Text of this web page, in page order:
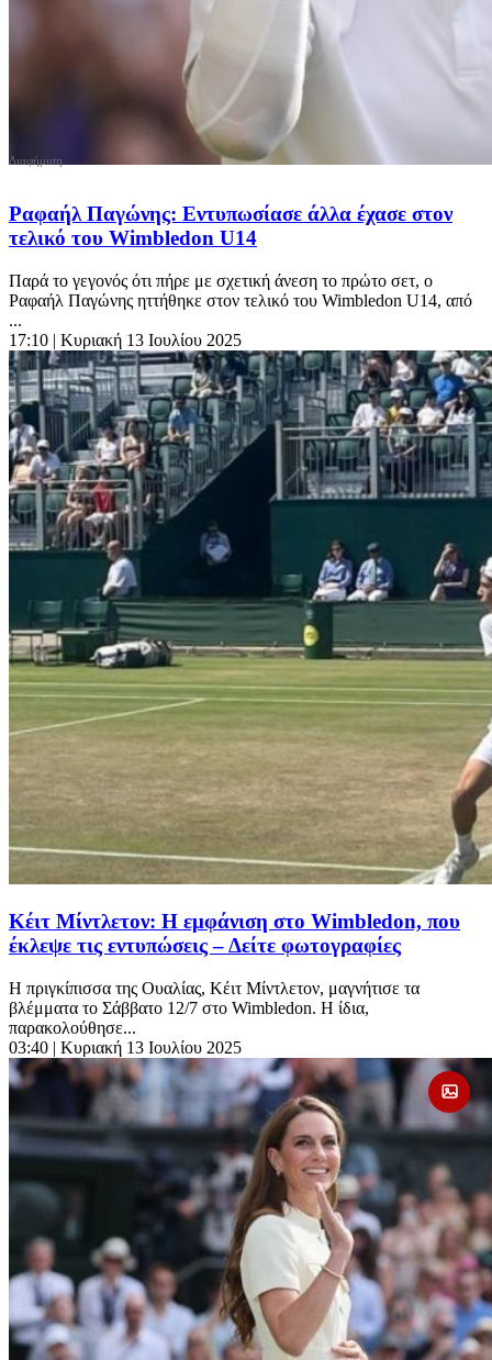
Ραφαήλ Παγώνης: Εντυπωσίασε άλλα έχασε στον
τελικό του Wimbledon U14
Παρά το γεγονός ότι πήρε με σχετική άνεση το πρώτο σετ, ο
Ραφαήλ Παγώνης ηττήθηκε στον τελικό του Wimbledon U14, από
...
17:10 | Κυριακή 13 Ιουλίου 2025
Κέιτ Μίντλετον: Η εμφάνιση στο Wimbledon, που
έκλεψε τις εντυπώσεις – Δείτε φωτογραφίες
Η πριγκίπισσα της Ουαλίας, Κέιτ Μίντλετον, μαγνήτισε τα
βλέμματα το Σάββατο 12/7 στο Wimbledon. Η ίδια,
παρακολούθησε...
03:40 | Κυριακή 13 Ιουλίου 2025